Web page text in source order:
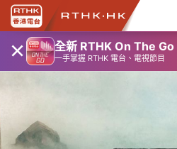
× 全新 RTHK On The Go
一手掌握 RTHK 電台、電視節目